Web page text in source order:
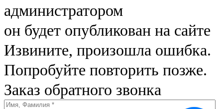
администратором
он будет опубликован на сайте
Извините, произошла ошибка.
Попробуйте повторить позже.
Заказ обратного звонка